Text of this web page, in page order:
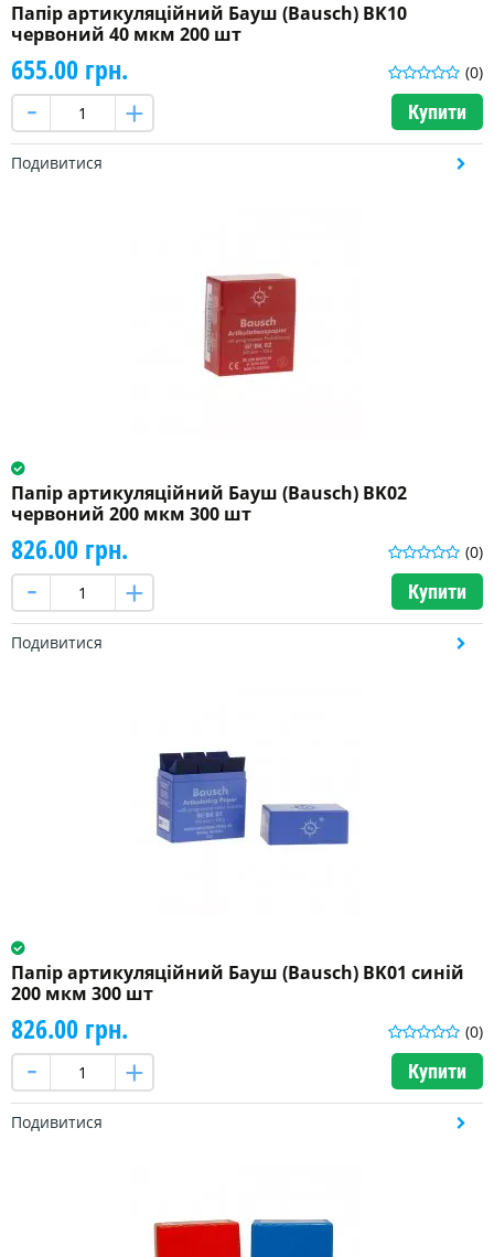
Папір артикуляційний Бауш (Bausch) BK10
червоний 40 мкм 200 шт
(0)
655.00 грн.
Купити
Подивитися
Папір артикуляційний Бауш (Bausch) BK02
червоний 200 мкм 300 шт
(0)
826.00 грн.
Купити
Подивитися
Папір артикуляційний Бауш (Bausch) BK01 синій
200 мкм 300 шт
(0)
826.00 грн.
Купити
Подивитися